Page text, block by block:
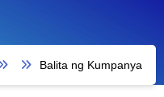
Balita ng Kumpanya